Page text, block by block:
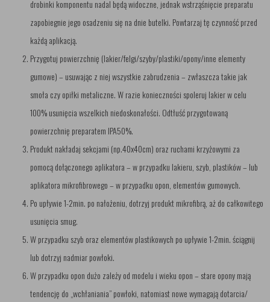
drobinki komponentu nadal będą widoczne, jednak wstrząśnięcie preparatu
zapobiegnie jego osadzeniu się na dnie butelki. Powtarzaj tę czynność przed
każdą aplikacją.
Przygotuj powierzchnię (lakier/felgi/szyby/plastiki/opony/inne elementy
gumowe) – usuwając z niej wszystkie zabrudzenia – zwłaszcza takie jak
smoła czy opiłki metaliczne. W razie konieczności spoleruj lakier w celu
100% usunięcia wszelkich niedoskonałości. Odtłuść przygotowaną
powierzchnię preparatem IPA50%.
Produkt nakładaj sekcjami (np.40x40cm) oraz ruchami krzyżowymi za
pomocą dołączonego aplikatora – w przypadku lakieru, szyb, plastików – lub
aplikatora mikrofibrowego – w przypadku opon, elementów gumowych.
Po upływie 1-2min. po nałożeniu, dotrzyj produkt mikrofibrą, aż do całkowitego
usunięcia smug.
W przypadku szyb oraz elementów plastikowych po upływie 1-2min. ściągnij
lub dotrzyj nadmiar powłoki.
W przypadku opon dużo zależy od modelu i wieku opon – stare opony mają
tendencję do „wchłaniania” powłoki, natomiast nowe wymagają dotarcia/